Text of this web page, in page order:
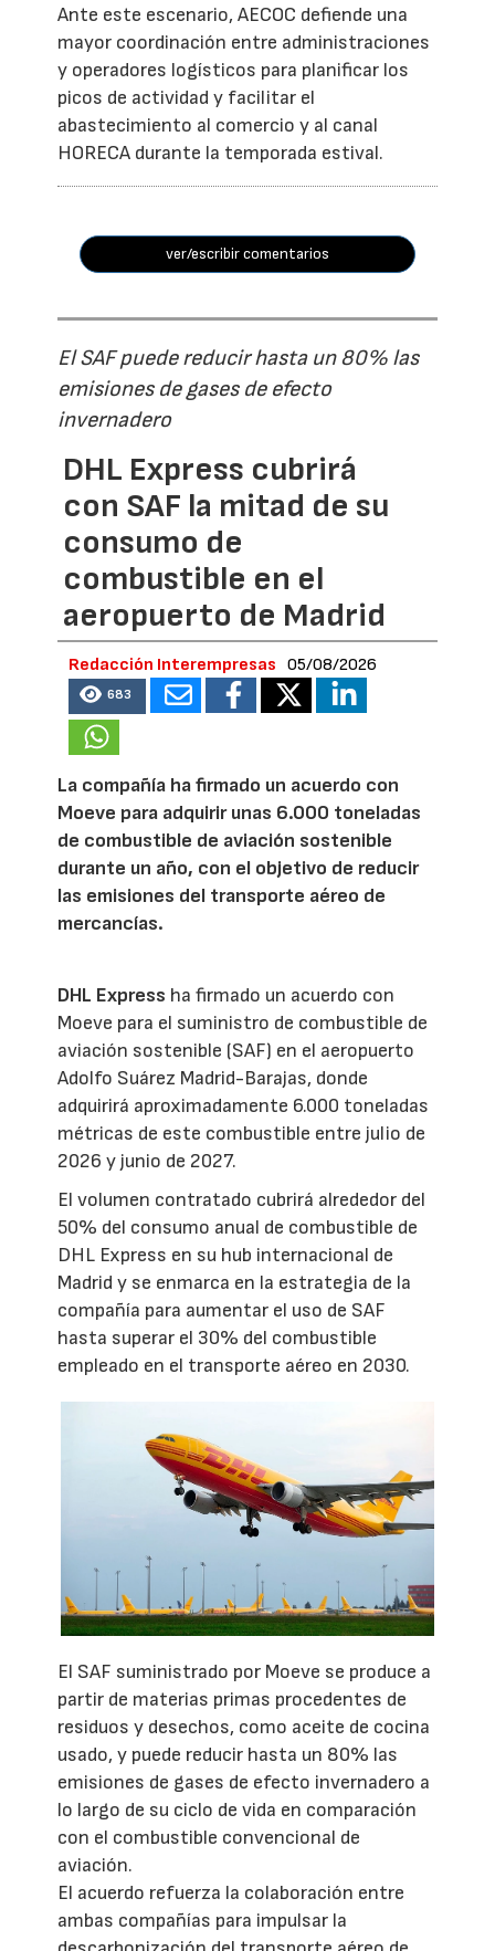
Ante este escenario, AECOC defiende una
mayor coordinación entre administraciones
y operadores logísticos para planificar los
picos de actividad y facilitar el
abastecimiento al comercio y al canal
HORECA durante la temporada estival.
ver/escribir comentarios
El SAF puede reducir hasta un 80% las
emisiones de gases de efecto
invernadero
DHL Express cubrirá
con SAF la mitad de su
consumo de
combustible en el
aeropuerto de Madrid
Redacción Interempresas 05/08/2026
683
La compañía ha firmado un acuerdo con
Moeve para adquirir unas 6.000 toneladas
de combustible de aviación sostenible
durante un año, con el objetivo de reducir
las emisiones del transporte aéreo de
mercancías.
DHL Express ha firmado un acuerdo con
Moeve para el suministro de combustible de
aviación sostenible (SAF) en el aeropuerto
Adolfo Suárez Madrid-Barajas, donde
adquirirá aproximadamente 6.000 toneladas
métricas de este combustible entre julio de
2026 y junio de 2027.
El volumen contratado cubrirá alrededor del
50% del consumo anual de combustible de
DHL Express en su hub internacional de
Madrid y se enmarca en la estrategia de la
compañía para aumentar el uso de SAF
hasta superar el 30% del combustible
empleado en el transporte aéreo en 2030.
El SAF suministrado por Moeve se produce a
partir de materias primas procedentes de
residuos y desechos, como aceite de cocina
usado, y puede reducir hasta un 80% las
emisiones de gases de efecto invernadero a
lo largo de su ciclo de vida en comparación
con el combustible convencional de
aviación.
El acuerdo refuerza la colaboración entre
ambas compañías para impulsar la